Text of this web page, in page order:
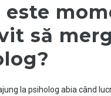
este
să
la psiholog abia când